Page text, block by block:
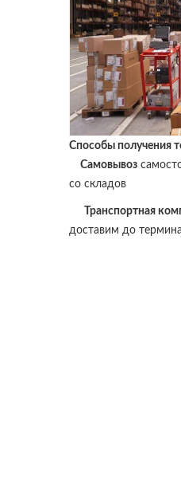
Способы получения
Самовывоз
со складов
Транспортная
доставим до